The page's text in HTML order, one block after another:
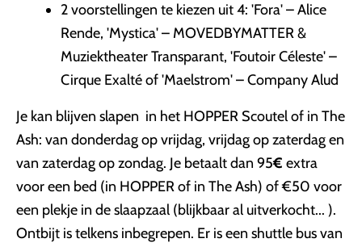
2 voorstellingen te kiezen uit 4: 'Fora' – Alice
Rende, 'Mystica' – MOVEDBYMATTER &
Muziektheater Transparant, 'Foutoir Céleste' –
Cirque Exalté of 'Maelstrom' – Company Alud
Je kan blijven slapen in het HOPPER Scoutel of in The
Ash: van donderdag op vrijdag, vrijdag op zaterdag en
van zaterdag op zondag. Je betaalt dan 95€ extra
voor een bed (in HOPPER of in The Ash) of €50 voor
een plekje in de slaapzaal (blijkbaar al uitverkocht... ).
Ontbijt is telkens inbegrepen. Er is een shuttle bus van